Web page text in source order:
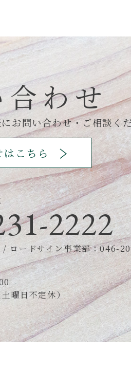
合わせ
お問い合わせ・ご相談く
こちら
2222
/ ロードサイン事業部：046-
曜日不定休）